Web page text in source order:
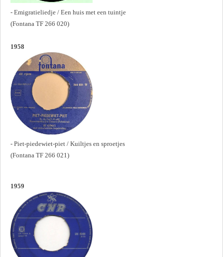
- Emigratieliedje / Een huis met een tuintje
(Fontana TF 266 020)
1958
- Piet-piedewiet-piet / Kuiltjes en sproetjes
(Fontana TF 266 021)
1959